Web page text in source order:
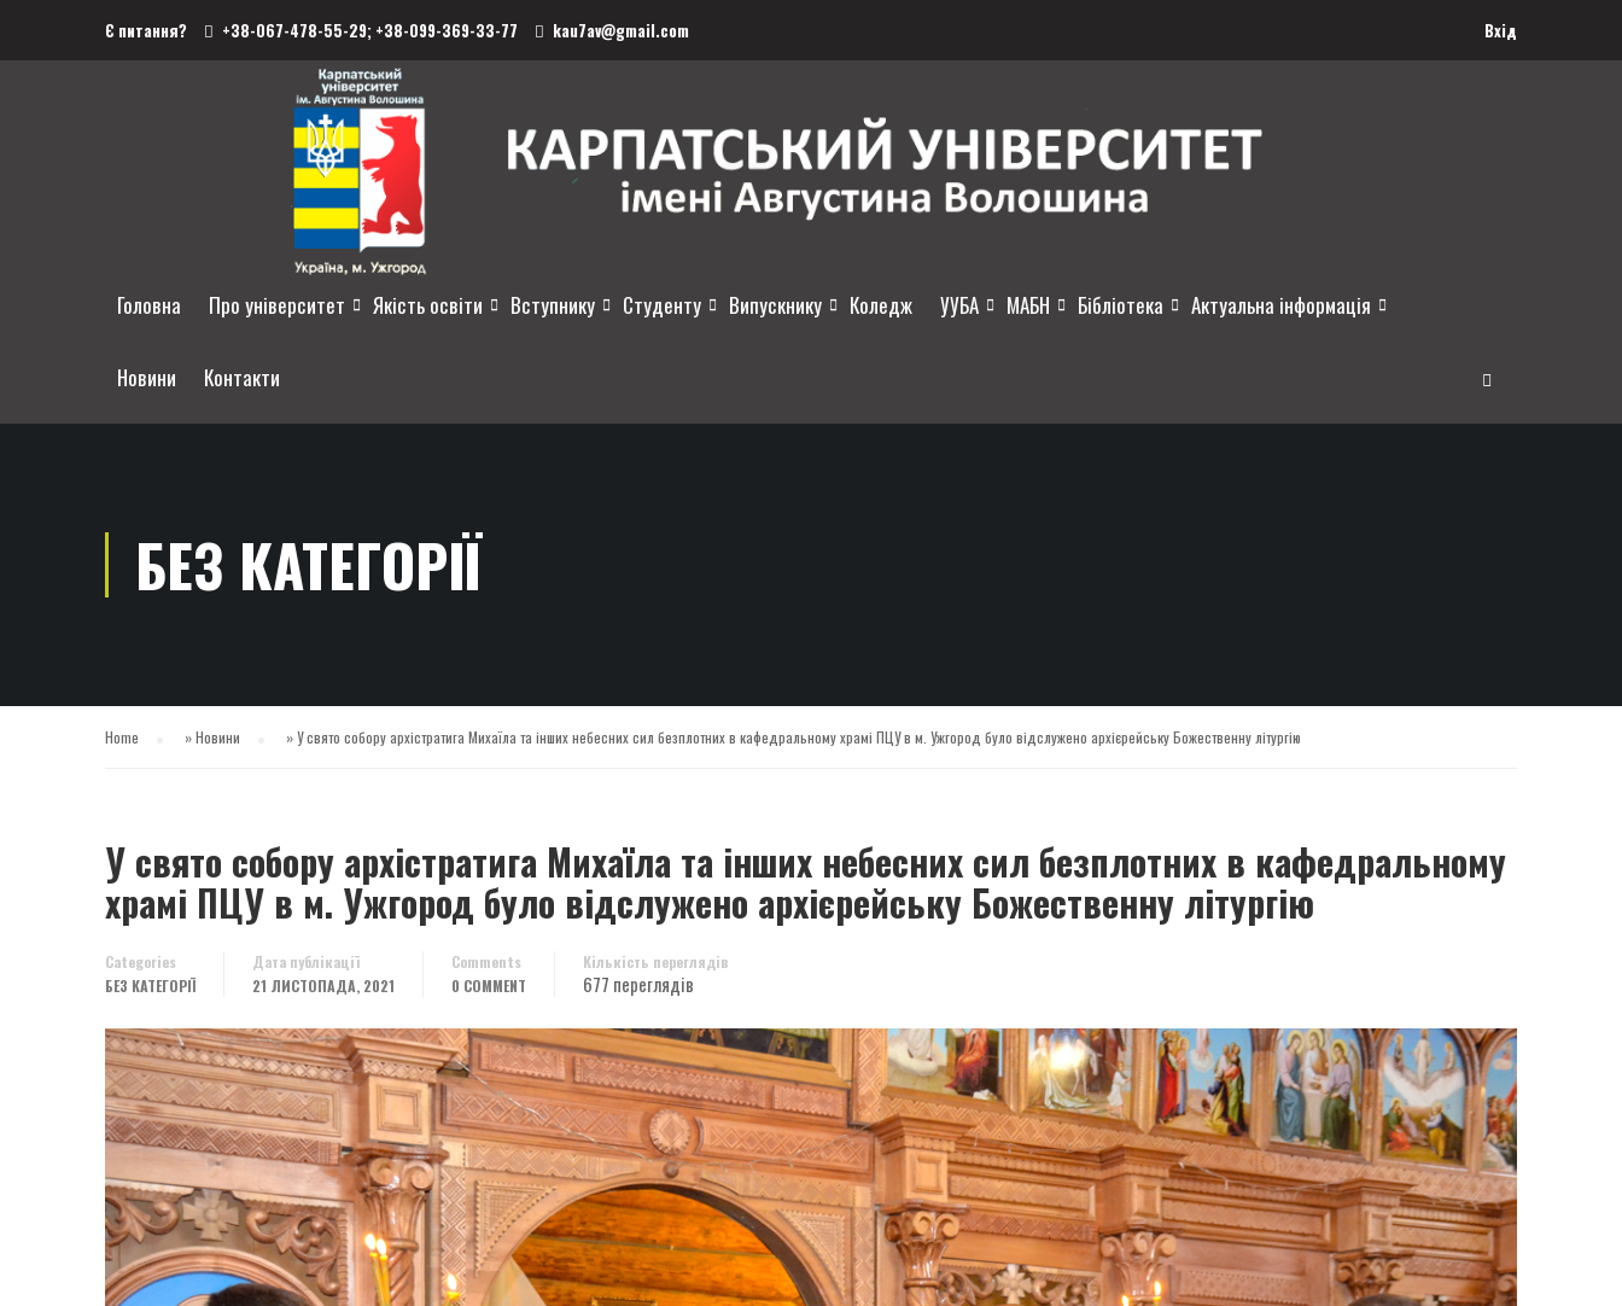
Є питання? +38-067-478-55-29; +38-099-369-33-77 kau7av@gmail.com Вхід
Головна Про університет Якість освіти Вступнику Студенту Випускнику Коледж УУБА МАБН Бібліотека Актуальна інформація
Новини Контакти
БЕЗ КАТЕГОРІЇ
Home »Новини »У свято собору архістратига Михаїла та інших небесних сил безплотних в кафедральному храмі ПЦУ в м. Ужгород було відслужено архієрейську Божественну літургію
У свято собору архістратига Михаїла та інших небесних сил безплотних в кафедральному
храмі ПЦУ в м. Ужгород було відслужено архієрейську Божественну літургію
Categories
БЕЗ КАТЕГОРІЇ
Дата публікації
21 ЛИСТОПАДА, 2021
Comments
0 COMMENT
Кількість переглядів
677 переглядів